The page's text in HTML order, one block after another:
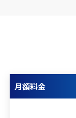
月額料金